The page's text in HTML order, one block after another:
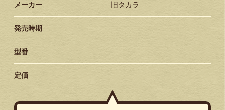
メーカー 旧タカラ
発売時期
型番
定価